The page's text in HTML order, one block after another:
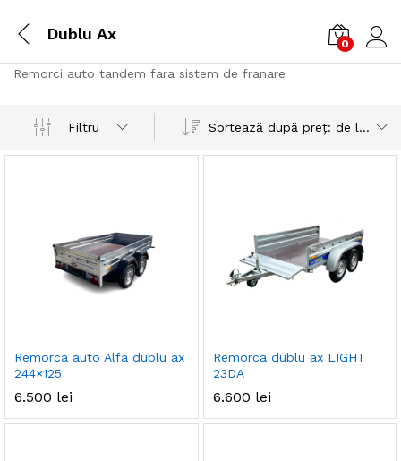
Dublu Ax
0
Remorci auto tandem fara sistem de franare
Filtru Sortează după preț: de la mic la mare
Remorca auto Alfa dublu ax
244×125
6.500 lei
Remorca dublu ax LIGHT
23DA
6.600 lei